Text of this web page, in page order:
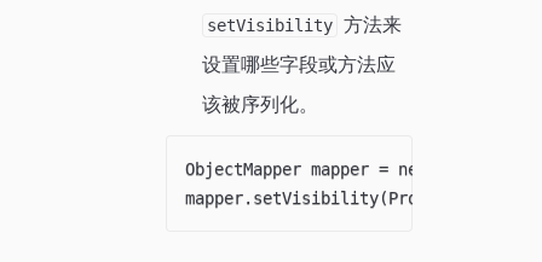
setVisibility 方法来
设置哪些字段或方法应
该被序列化。
ObjectMapper mapper = new